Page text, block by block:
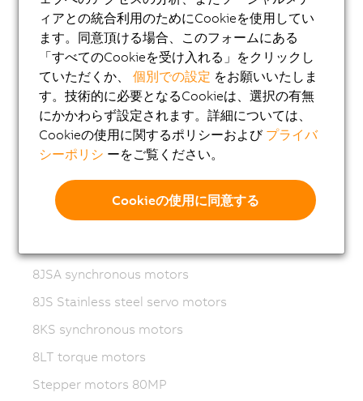
8MS-4 synchronous motors
ACOPOSmotor Compact
8WSA servo motors
8WSB gear motors
8LVA synchronous motors
8LVB gear motors
8LWA synchronous motors
8LS synchronous motors
8JSA synchronous motors
8JS Stainless steel servo motors
8KS synchronous motors
8LT torque motors
Stepper motors 80MP
ィアとの統合利用のためにCookieを使用してい
ます。同意頂ける場合、このフォームにある
「すべてのCookieを受け入れる」をクリックし
ていただくか、個別での設定 をお願いいたしま
す。技術的に必要となるCookieは、選択の有無
にかかわらず設定されます。詳細については、
Cookieの使用に関するポリシーおよび プライバ
シーポリシ ーをご覧ください。
Cookieの使用に同意する